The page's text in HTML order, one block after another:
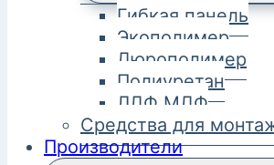
Гибкая панель
Экополимер
Дюрополимер
Полиуретан
ЛДФ МДФ
Средства для
Производители